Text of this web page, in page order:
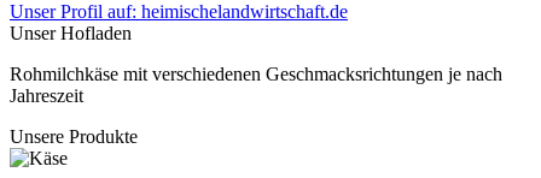
Unser Profil auf: heimischelandwirtschaft.de
Unser Hofladen
Rohmilchkäse mit verschiedenen Geschmacksrichtungen je nach
Jahreszeit
Unsere Produkte